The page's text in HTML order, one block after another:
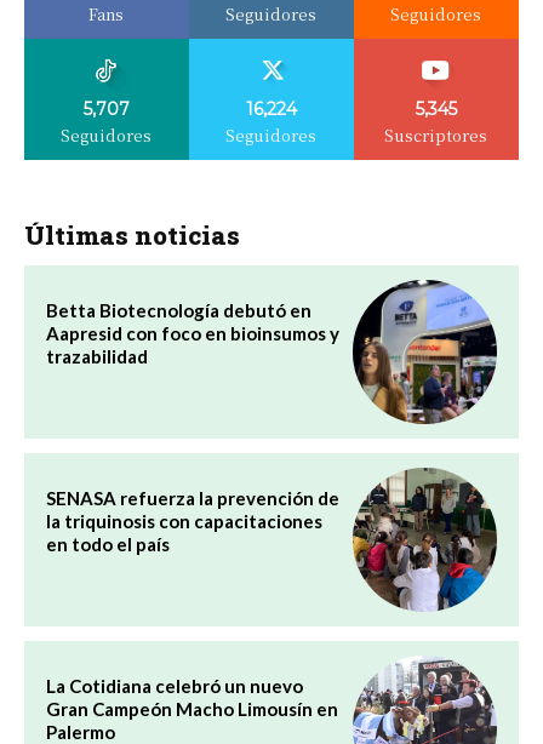
Fans Seguidores Seguidores
5,707
Seguidores
16,224
Seguidores
5,345
Suscriptores
Últimas noticias
Betta Biotecnología debutó en
Aapresid con foco en bioinsumos y
trazabilidad
SENASA refuerza la prevención de
la triquinosis con capacitaciones
en todo el país
La Cotidiana celebró un nuevo
Gran Campeón Macho Limousín en
Palermo